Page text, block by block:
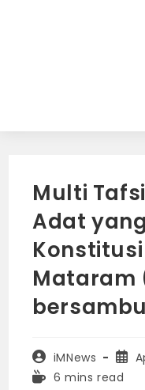
Multi
Adat
Mataram
Post
author:
iMNews
Post
Reading
6 mins read